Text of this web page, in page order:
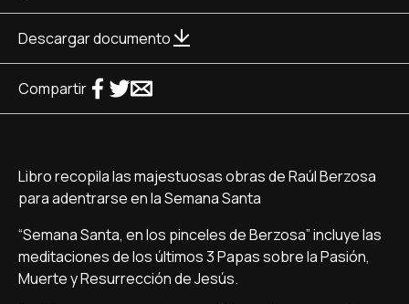
Descargar documento
Compartir
Libro recopila las majestuosas obras de Raúl Berzosa
para adentrarse en la Semana Santa
“Semana Santa, en los pinceles de Berzosa” incluye las
meditaciones de los últimos 3 Papas sobre la Pasión,
Muerte y Resurrección de Jesús.